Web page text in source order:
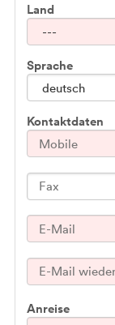
Land
Sprache
Kontaktdaten
Anreise